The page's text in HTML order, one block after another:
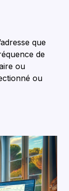
que
de
ou
ou